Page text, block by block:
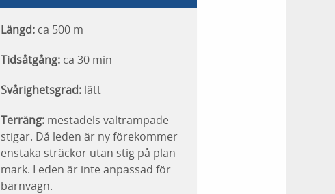
Längd: ca 500 m
Tidsåtgång: ca 30 min
Svårighetsgrad: lätt
Terräng: mestadels vältrampade
stigar. Då leden är ny förekommer
enstaka sträckor utan stig på plan
mark. Leden är inte anpassad för
barnvagn.